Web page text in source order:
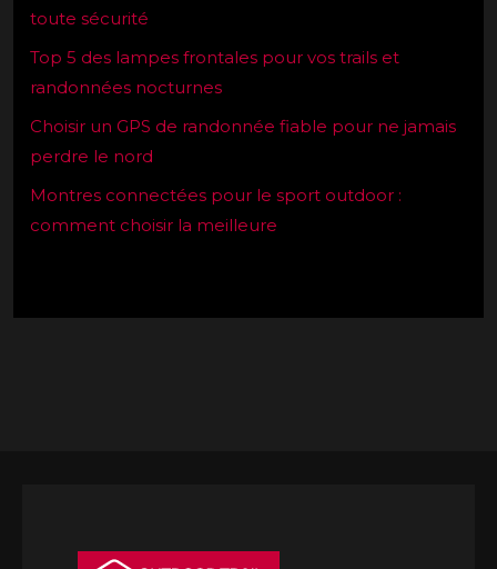
toute sécurité
Top 5 des lampes frontales pour vos trails et
randonnées nocturnes
Choisir un GPS de randonnée fiable pour ne jamais
perdre le nord
Montres connectées pour le sport outdoor :
comment choisir la meilleure